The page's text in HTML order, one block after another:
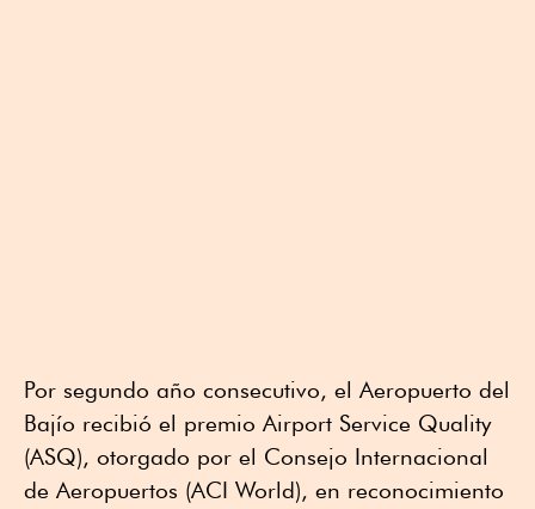
Por segundo año consecutivo, el Aeropuerto del
Bajío recibió el premio Airport Service Quality
(ASQ), otorgado por el Consejo Internacional
de Aeropuertos (ACI World), en reconocimiento